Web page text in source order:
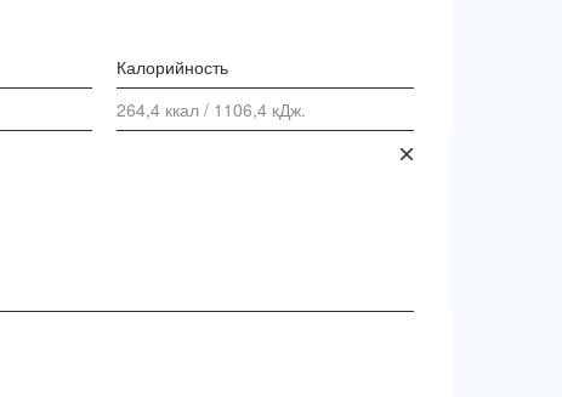
Калорийность
264,4 ккал / 1106,4 кДж.